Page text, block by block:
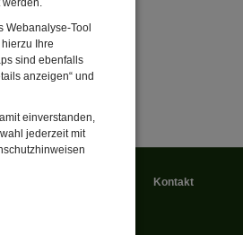
Webanalyse-Tool
Ihre
sind ebenfalls
anzeigen“ und
einverstanden,
jederzeit mit
Kontakt